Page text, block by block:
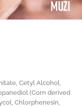
Cetyl Alcohol,
(Corn derived
Chlorphenesin,